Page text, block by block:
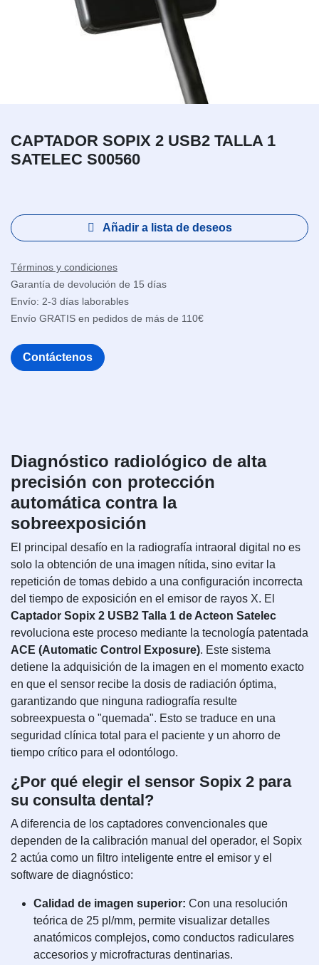
CAPTADOR SOPIX 2 USB2 TALLA 1
SATELEC S00560
Añadir a lista de deseos
Términos y condiciones
Garantía de devolución de 15 días
Envío: 2-3 días laborables
Envío GRATIS en pedidos de más de 110€
Contáctenos
Diagnóstico radiológico de alta
precisión con protección
automática contra la
sobreexposición
El principal desafío en la radiografía intraoral digital no es
solo la obtención de una imagen nítida, sino evitar la
repetición de tomas debido a una configuración incorrecta
del tiempo de exposición en el emisor de rayos X. El
Captador Sopix 2 USB2 Talla 1 de Acteon Satelec
revoluciona este proceso mediante la tecnología patentada
ACE (Automatic Control Exposure). Este sistema
detiene la adquisición de la imagen en el momento exacto
en que el sensor recibe la dosis de radiación óptima,
garantizando que ninguna radiografía resulte
sobreexpuesta o "quemada". Esto se traduce en una
seguridad clínica total para el paciente y un ahorro de
tiempo crítico para el odontólogo.
¿Por qué elegir el sensor Sopix 2 para
su consulta dental?
A diferencia de los captadores convencionales que
dependen de la calibración manual del operador, el Sopix
2 actúa como un filtro inteligente entre el emisor y el
software de diagnóstico:
Calidad de imagen superior: Con una resolución
teórica de 25 pl/mm, permite visualizar detalles
anatómicos complejos, como conductos radiculares
accesorios y microfracturas dentinarias.